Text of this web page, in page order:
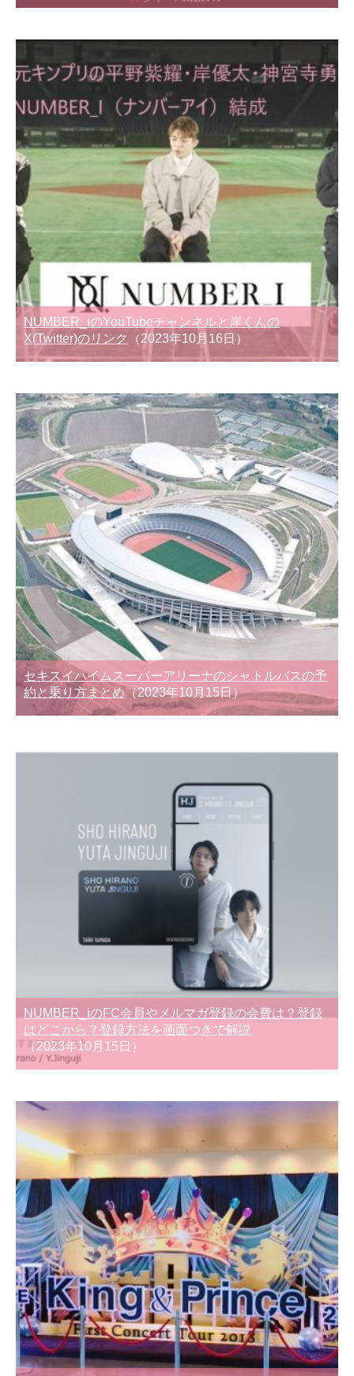
NUMBER_iのYouTubeチャンネルと岸くんの
X(Twitter)のリンク
（2023年10月16日）
セキスイハイムスーパーアリーナのシャトルバスの予
約と乗り方まとめ （2023年10月15日）
NUMBER_iのFC会員やメルマガ登録の会費は？登録
はどこから？登録方法を画面つきで解説
（2023年10月15日）